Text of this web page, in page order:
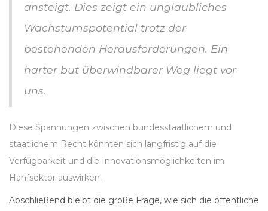
ansteigt. Dies zeigt ein unglaubliches
Wachstumspotential trotz der
bestehenden Herausforderungen. Ein
harter but überwindbarer Weg liegt vor
uns.
Diese Spannungen zwischen bundesstaatlichem und
staatlichem Recht könnten sich langfristig auf die
Verfügbarkeit und die Innovationsmöglichkeiten im
Hanfsektor auswirken.
Abschließend bleibt die große Frage, wie sich die öffentliche